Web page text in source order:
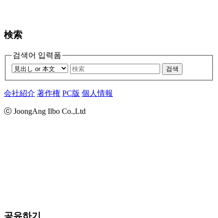
検索
검색어 입력폼
검색
会社紹介 著作権 PC版 個人情報
ⓒ JoongAng Ilbo Co.,Ltd
공유하기